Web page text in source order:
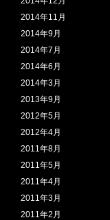
2014年11月
2014年9月
2014年7月
2014年6月
2014年3月
2013年9月
2012年5月
2012年4月
2011年8月
2011年5月
2011年4月
2011年3月
2011年2月